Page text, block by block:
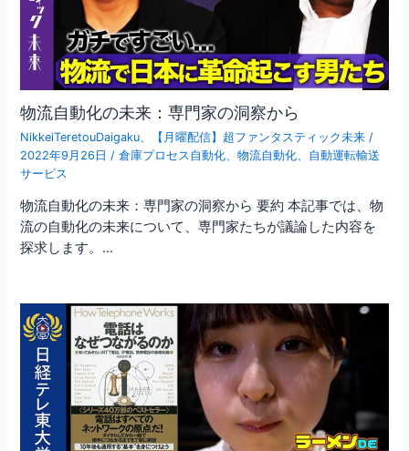
物流自動化の未来：専門家の洞察から
NikkeiTeretouDaigaku 【月曜配信】超ファンタスティック未来 /
2022年9月26日 /倉庫プロセス自動化 、物流自動化
自動運転輸送
サービス
物流自動化の未来：専門家の洞察から 要約 本記事では、物
流の自動化の未来について、専門家たちが議論した内容を
探求します。…